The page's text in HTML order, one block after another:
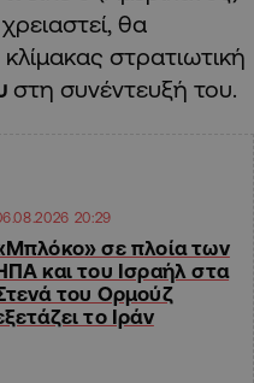
θα
στρατιωτική
στη συνέντευξή του.
20:29
σε πλοία των
και του Ισραήλ στα
του Ορμούζ
το Ιράν